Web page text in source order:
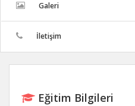
Galeri
İletişim
Eğitim Bilgileri